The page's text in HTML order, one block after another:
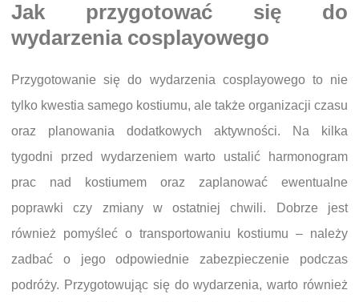
Jak przygotować się do
wydarzenia cosplayowego
Przygotowanie się do wydarzenia cosplayowego to nie
tylko kwestia samego kostiumu, ale także organizacji czasu
oraz planowania dodatkowych aktywności. Na kilka
tygodni przed wydarzeniem warto ustalić harmonogram
prac nad kostiumem oraz zaplanować ewentualne
poprawki czy zmiany w ostatniej chwili. Dobrze jest
również pomyśleć o transportowaniu kostiumu – należy
zadbać o jego odpowiednie zabezpieczenie podczas
podróży. Przygotowując się do wydarzenia, warto również